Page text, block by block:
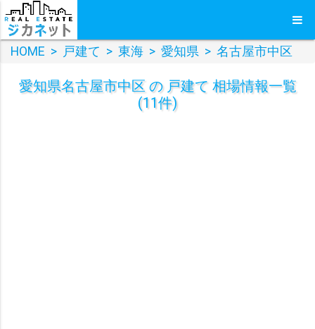
HOME > 戸建て > 東海 > 愛知県 > 名古屋市中区
愛知県名古屋市中区 の 戸建て 相場情報一覧
(11件)